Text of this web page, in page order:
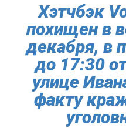
Хэтчбэк
похищен в
декабря, в
до 17:30
улице
факту